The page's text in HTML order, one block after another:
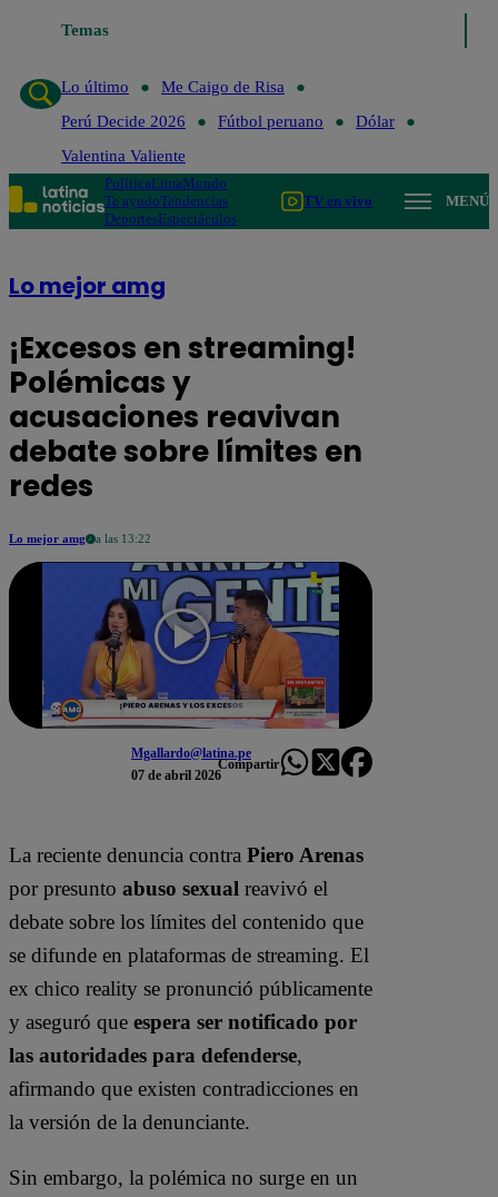
Temas
Lo último
Lo último
Me Caigo de Risa
Perú Decide 2026
Fútbol peruano
Dólar
Valentina Valiente
PolíticaLimaMundo
Te ayudoTendencias
DeportesEspectáculos
TV en vivo MENÚ
Lo mejor amg
¡Excesos en streaming!
Polémicas y
acusaciones reavivan
debate sobre límites en
redes
Lo mejor amg a las 13:22
Mgallardo@latina.pe
07 de abril 2026
Compartir
La reciente denuncia contra Piero Arenas
por presunto abuso sexual reavivó el
debate sobre los límites del contenido que
se difunde en plataformas de streaming. El
ex chico reality se pronunció públicamente
y aseguró que espera ser notificado por
las autoridades para defenderse,
afirmando que existen contradicciones en
la versión de la denunciante.
Sin embargo, la polémica no surge en un